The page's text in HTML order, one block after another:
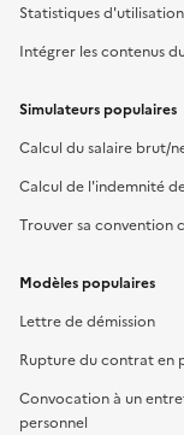
Statistiques d'utilisation
Intégrer les contenus
Simulateurs populaires
Calcul du salaire brut/
Calcul de l'indemnité
Trouver sa convention
Modèles populaires
Lettre de démission
Rupture du contrat en
Convocation à un
personnel